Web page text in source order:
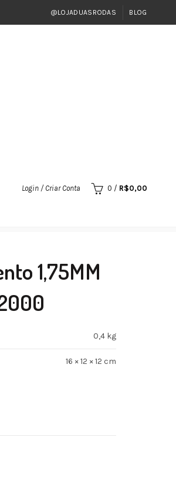
@LOJADUASRODAS BLOG
Login / Criar Conta 0 / R$0,00
1,75MM
0,4 kg
16 × 12 × 12 cm